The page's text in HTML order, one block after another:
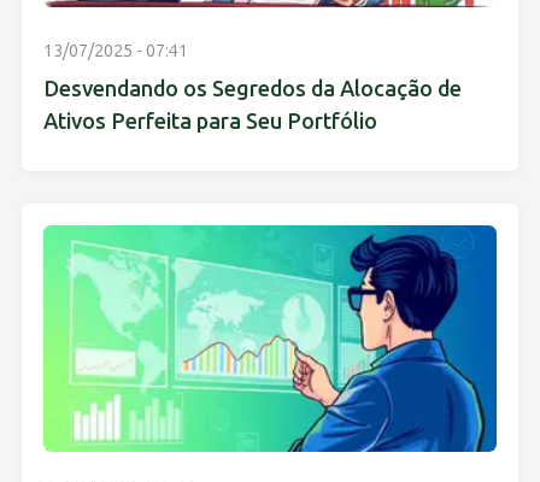
13/07/2025 - 07:41
Desvendando os Segredos da Alocação de
Ativos Perfeita para Seu Portfólio